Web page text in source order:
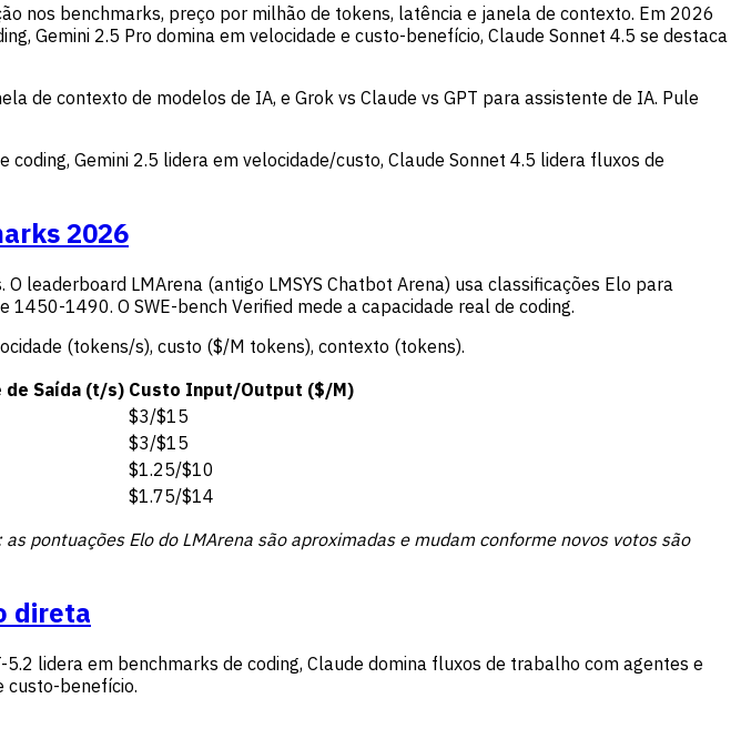
nos benchmarks, preço por milhão de tokens, latência e janela de contexto. Em 2026
Gemini 2.5 Pro domina em velocidade e custo-benefício, Claude Sonnet 4.5 se destaca
de contexto de modelos de IA, e Grok vs Claude vs GPT para assistente de IA. Pule
Gemini 2.5 lidera em velocidade/custo, Claude Sonnet 4.5 lidera fluxos de
2026
leaderboard LMArena (antigo LMSYS Chatbot Arena) usa classificações Elo para
1490. O SWE-bench Verified mede a capacidade real de coding.
(tokens/s), custo ($/M tokens), contexto (tokens).
de Saída (t/s) Custo Input/Output ($/M)
$3/$15
$3/$15
$1.25/$10
$1.75/$14
pontuações Elo do LMArena são aproximadas e mudam conforme novos votos são
direta
lidera em benchmarks de coding, Claude domina fluxos de trabalho com agentes e
custo-benefício.